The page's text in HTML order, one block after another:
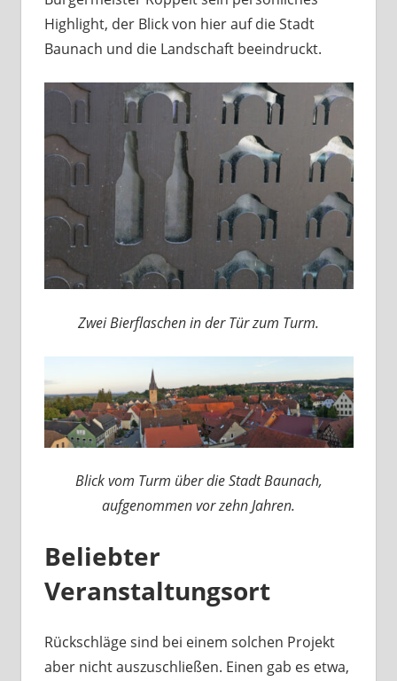
Highlight, der Blick von hier auf die Stadt
Baunach und die Landschaft beeindruckt.
Zwei Bierflaschen in der Tür zum Turm.
Blick vom Turm über die Stadt Baunach,
aufgenommen vor zehn Jahren.
Beliebter
Veranstaltungsort
Rückschläge sind bei einem solchen Projekt
aber nicht auszuschließen. Einen gab es etwa,